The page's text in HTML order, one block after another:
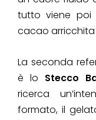
tutto viene poi
cacao
La seconda
è lo Stecco
ricerca
formato, il